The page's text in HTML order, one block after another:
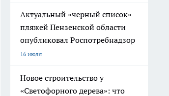
Актуальный «черный список»
пляжей Пензенской области
опубликовал Роспотребнадзор
16 июля
Новое строительство у
«Светофорного дерева»: что